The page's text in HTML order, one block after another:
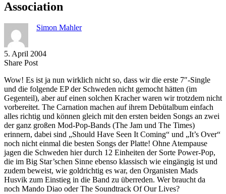
Association
Simon Mahler
5. April 2004
Share PostShare
Facebook
Copy
to
clipboard
Send
via
eMail
Wow! Es ist ja nun wirklich nicht so, dass wir die erste 7″-Single
und die folgende EP der Schweden nicht gemocht hätten (im
Gegenteil), aber auf einen solchen Kracher waren wir trotzdem nicht
vorbereitet. The Carnation machen auf ihrem Debütalbum einfach
alles richtig und können gleich mit den ersten beiden Songs an zwei
der ganz großen Mod-Pop-Bands (The Jam und The Times)
erinnern, dabei sind „Should Have Seen It Coming“ und „It’s Over“
noch nicht einmal die besten Songs der Platte! Ohne Atempause
jagen die Schweden hier durch 12 Einheiten der Sorte Power-Pop,
die im Big Star’schen Sinne ebenso klassisch wie eingängig ist und
zudem beweist, wie goldrichtig es war, den Organisten Mads
Husvik zum Einstieg in die Band zu überreden. Wer braucht da
noch Mando Diao oder The Soundtrack Of Our Lives?